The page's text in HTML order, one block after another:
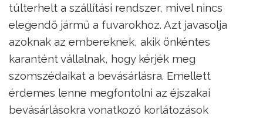
túlterhelt a szállítási rendszer, mivel nincs
elegendő jármű a fuvarokhoz. Azt javasolja
azoknak az embereknek, akik önkéntes
karantént vállalnak, hogy kérjék meg
szomszédaikat a bevásárlásra. Emellett
érdemes lenne megfontolni az éjszakai
bevásárlásokra vonatkozó korlátozások